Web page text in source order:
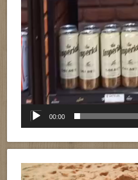
00:00
Reproductor